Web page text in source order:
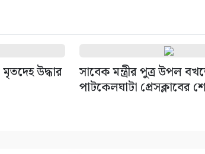
উদ্ধার
সাবেক মন্ত্রীর পুত্র উপল
পাটকেলঘাটা প্রেসক্লাবের